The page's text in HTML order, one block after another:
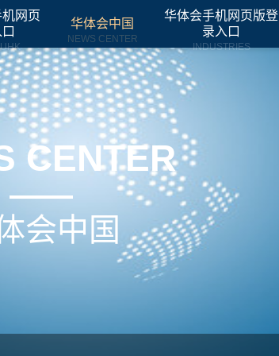
网页
华体会中国
NEWS CENTER
华体会手机网页版登
录入口
INDUSTRIES
CENTER
会中国